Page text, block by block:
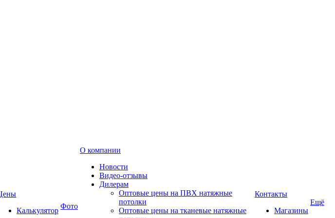
Калькулятор
Фото
О компании
Новости
Видео-отзывы
Дилерам
Оптовые цены на ПВХ натяжные
потолки
Оптовые цены на тканевые натяжные
Контакты
Магазины
Ещё